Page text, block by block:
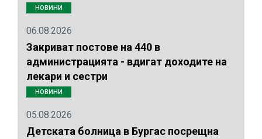
НОВИНИ
06.08.2026
Закриват постове на 440 в
администрацията - вдигат доходите на
лекари и сестри
НОВИНИ
05.08.2026
Детската болница в Бургас посрещна